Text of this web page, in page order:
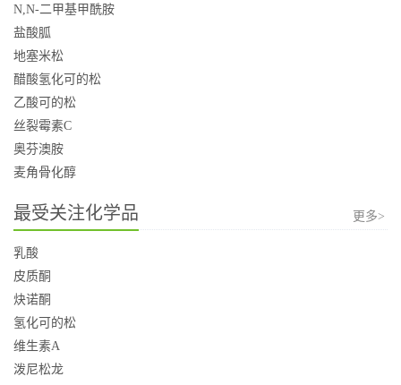
N,N-二甲基甲酰胺
盐酸胍
地塞米松
醋酸氢化可的松
乙酸可的松
丝裂霉素C
奥芬澳胺
麦角骨化醇
最受关注化学品 更多>
乳酸
皮质酮
炔诺酮
氢化可的松
维生素A
泼尼松龙